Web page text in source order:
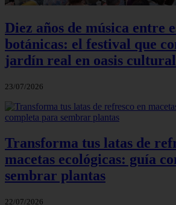
Diez años de música entre
botánicas: el festival que
jardín real en oasis cultural
23/07/2026
Transforma tus latas de
macetas ecológicas: guía
sembrar plantas
22/07/2026